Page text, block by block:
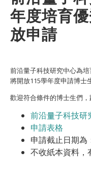
年度培育
放申請
前沿量子科技研究中心為
將開放115學年度申請博士
歡迎符合條件的博士生們
前沿量子科技研
申請表格
申請截止日期
不收紙本資料，